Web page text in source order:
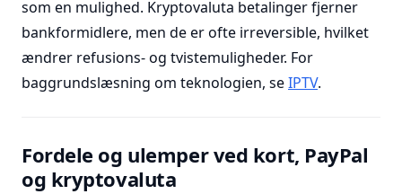
som en mulighed. Kryptovaluta betalinger fjerner
bankformidlere, men de er ofte irreversible, hvilket
ændrer refusions- og tvistemuligheder. For
baggrundslæsning om teknologien, seIPTV.
Fordele og ulemper ved kort, PayPal
og kryptovaluta